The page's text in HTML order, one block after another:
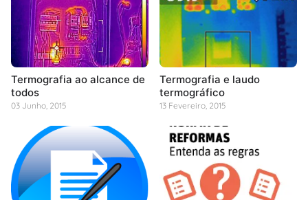
Termografia ao alcance de
todos
03 Junho, 2015
Termografia e laudo
termográfico
13 Fevereiro, 2015